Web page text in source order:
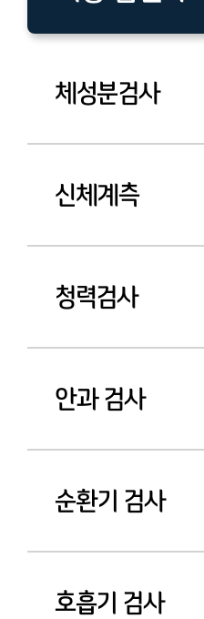
남성 검진자
체성분검사
신체계측
청력검사
안과 검사
순환기 검사
호흡기 검사